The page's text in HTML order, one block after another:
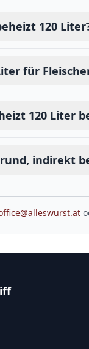
120
für
120 Liter
indirekt